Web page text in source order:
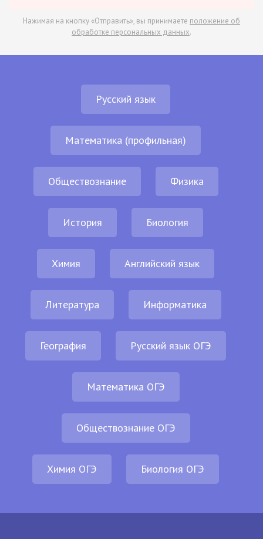
Нажимая на кнопку «Отправить», вы принимаете положение об
обработке персональных данных.
Русский язык
Математика (профильная)
Обществознание Физика
История Биология
Химия Английский язык
Литература Информатика
География Русский язык ОГЭ
Математика ОГЭ
Обществознание ОГЭ
Химия ОГЭ Биология ОГЭ